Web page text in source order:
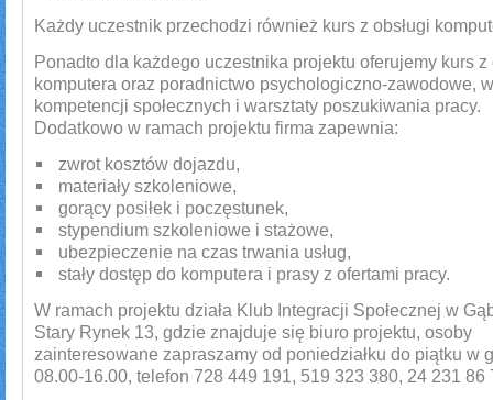
Każdy uczestnik przechodzi również kurs z obsługi
Ponadto dla każdego uczestnika projektu oferujemy kurs z
komputera oraz poradnictwo psychologiczno-zawodowe,
kompetencji społecznych i warsztaty poszukiwania pracy.
Dodatkowo w ramach projektu firma zapewnia:
zwrot kosztów dojazdu,
materiały szkoleniowe,
gorący posiłek i poczęstunek,
stypendium szkoleniowe i stażowe,
ubezpieczenie na czas trwania usług,
stały dostęp do komputera i prasy z ofertami pracy.
W ramach projektu działa Klub Integracji Społecznej w
Stary Rynek 13, gdzie znajduje się biuro projektu, osoby
zainteresowane zapraszamy od poniedziałku do piątku w
08.00-16.00, telefon 728 449 191, 519 323 380, 24 231 86